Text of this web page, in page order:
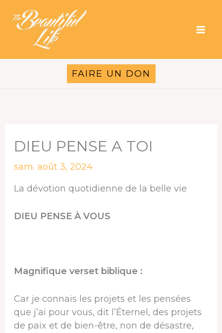
contenu
FAIRE UN DON
DIEU PENSE A TOI
sam. août 3, 2024
La dévotion quotidienne de la belle vie
DIEU PENSE À VOUS
Magnifique verset biblique :
Car je connais les projets et les pensées
que j’ai pour vous, dit l’Éternel, des projets
de paix et de bien-être, non de désastre,